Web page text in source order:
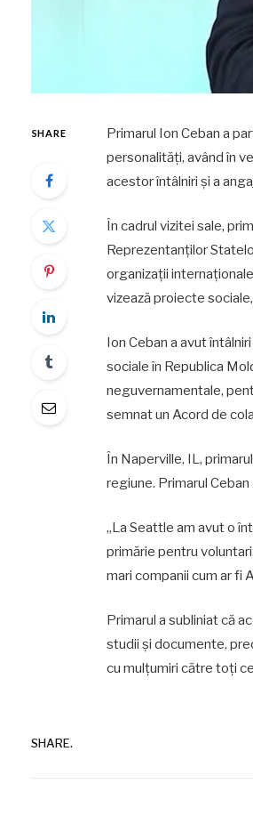
SHARE
Primarul Ion Ceban a
personalități, având în
acestor întâlniri și a
În cadrul vizitei sale,
Reprezentanților
organizații
vizează proiecte
Ion Ceban a avut
sociale în Republica
neguvernamentale,
semnat un Acord de
În Naperville, IL,
regiune. Primarul
„La Seattle am avut o
primărie pentru
mari companii cum ar fi
Primarul a subliniat că
studii și documente,
cu mulțumiri către toți
SHARE.